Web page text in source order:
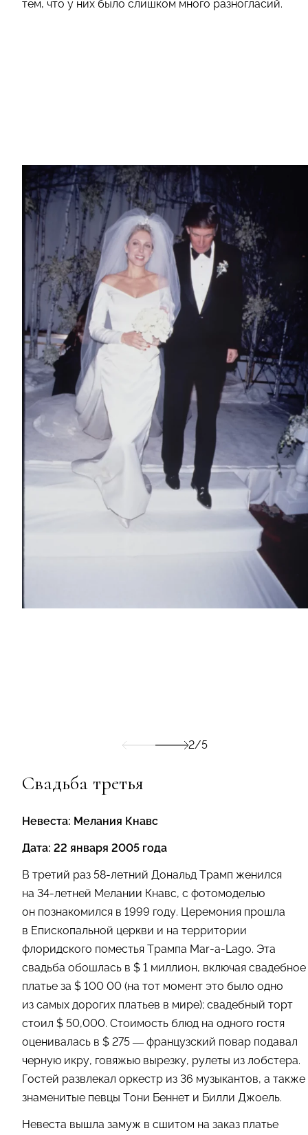
тем, что у них было слишком много разногласий.
2/5
Свадьба третья
Невеста: Мелания Кнавс
Дата: 22 января 2005 года
В третий раз 58-летний Дональд Трамп женился
на 34-летней Мелании Кнавс, с фотомоделью
он познакомился в 1999 году. Церемония прошла
в Епископальной церкви и на территории
флоридского поместья Трампа Mar-a-Lago. Эта
свадьба обошлась в $ 1 миллион, включая свадебное
платье за $ 100 00 (на тот момент это было одно
из самых дорогих платьев в мире); свадебный торт
стоил $ 50,000. Стоимость блюд на одного гостя
оценивалась в $ 275 — французский повар подавал
черную икру, говяжью вырезку, рулеты из лобстера.
Гостей развлекал оркестр из 36 музыкантов, а также
знаменитые певцы Тони Беннет и Билли Джоель.
Невеста вышла замуж в сшитом на заказ платье